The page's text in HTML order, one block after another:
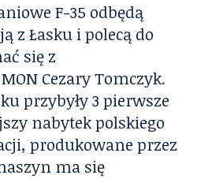
F-35 odbędą
z Łasku i polecą do
się z
Cezary Tomczyk.
przybyły 3 pierwsze
nabytek polskiego
produkowane przez
ma się